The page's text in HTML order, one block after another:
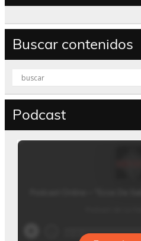
Buscar contenidos
Podcast